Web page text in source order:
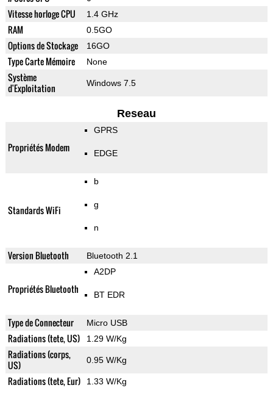
Vitesse horloge CPU 1.4 GHz
RAM 0.5GO
Options de Stockage 16GO
Type Carte Mémoire None
Système
d'Exploitation
Windows 7.5
Reseau
Propriétés Modem
GPRS
EDGE
Standards WiFi
b
g
n
Version Bluetooth Bluetooth 2.1
Propriétés Bluetooth
A2DP
BT EDR
Type de Connecteur Micro USB
Radiations (tete, US) 1.29 W/Kg
Radiations (corps,
US)
0.95 W/Kg
Radiations (tete, Eur) 1.33 W/Kg